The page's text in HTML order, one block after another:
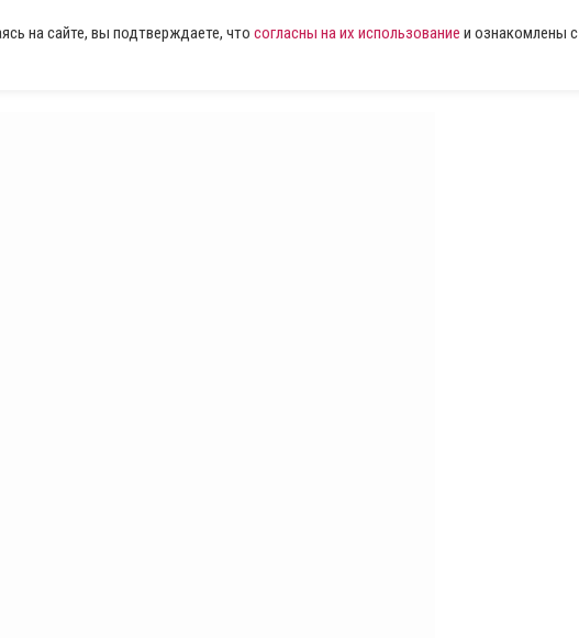
на сайте, вы подтверждаете, что согласны на их использование и ознакомлены с